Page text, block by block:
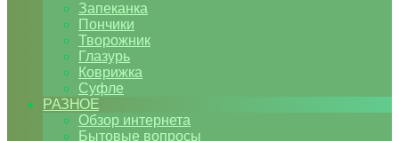
Запеканка
Пончики
Творожник
Глазурь
Коврижка
Суфле
РАЗНОЕ
Обзор интернета
Бытовые вопросы